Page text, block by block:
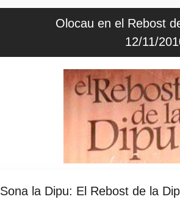
Olocau en el Rebost
12/11/
la Dipu: El Rebost de la